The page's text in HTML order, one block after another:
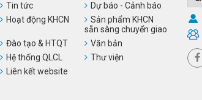
Tin tức
Dự báo - Cảnh báo
Hoạt động KHCN
Sản phẩm KHCN
sẵn sàng chuyển giao
Đào tạo & HTQT
Văn bản
Hệ thống QLCL
Thư viện
Liên kết website